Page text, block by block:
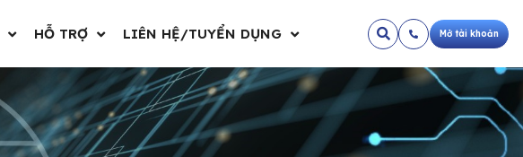
HỖ TRỢ LIÊN HỆ/TUYỂN DỤNG Mở tài khoản